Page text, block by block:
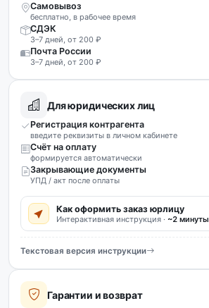
Самовывоз
бесплатно, в рабочее время
СДЭК
3–7 дней, от 200 ₽
Почта России
3–7 дней, от 200 ₽
Для юридических лиц
Регистрация контрагента
введите реквизиты в личном кабинете
Счёт на оплату
формируется автоматически
Закрывающие документы
УПД / акт после оплаты
Как оформить заказ юрлицу
Интерактивная инструкция · ~2 минуты
Текстовая версия инструкции
Гарантии и возврат